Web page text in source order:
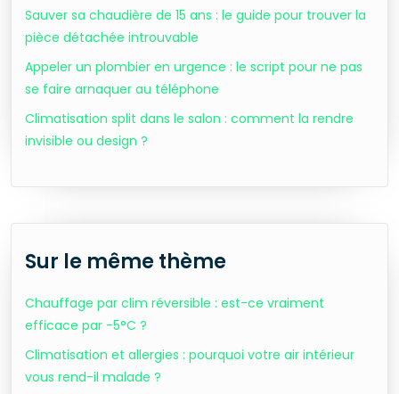
Sauver sa chaudière de 15 ans : le guide pour trouver la
pièce détachée introuvable
Appeler un plombier en urgence : le script pour ne pas
se faire arnaquer au téléphone
Climatisation split dans le salon : comment la rendre
invisible ou design ?
Sur le même thème
Chauffage par clim réversible : est-ce vraiment
efficace par -5°C ?
Climatisation et allergies : pourquoi votre air intérieur
vous rend-il malade ?